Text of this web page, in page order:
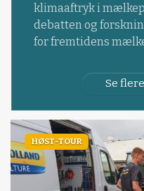
klimaaftryk i
debatten og
for fremtidens
Se
HØST-TOUR